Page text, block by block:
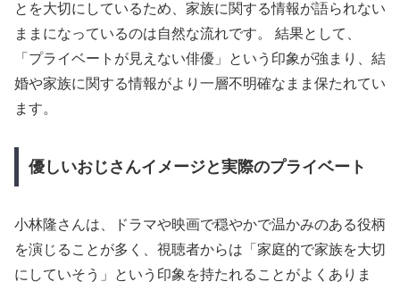
とを大切にしているため、家族に関する情報が語られない
ままになっているのは自然な流れです。 結果として、
「プライベートが見えない俳優」という印象が強まり、結
婚や家族に関する情報がより一層不明確なまま保たれてい
ます。
優しいおじさんイメージと実際のプライベート
小林隆さんは、ドラマや映画で穏やかで温かみのある役柄
を演じることが多く、視聴者からは「家庭的で家族を大切
にしていそう」という印象を持たれることがよくありま